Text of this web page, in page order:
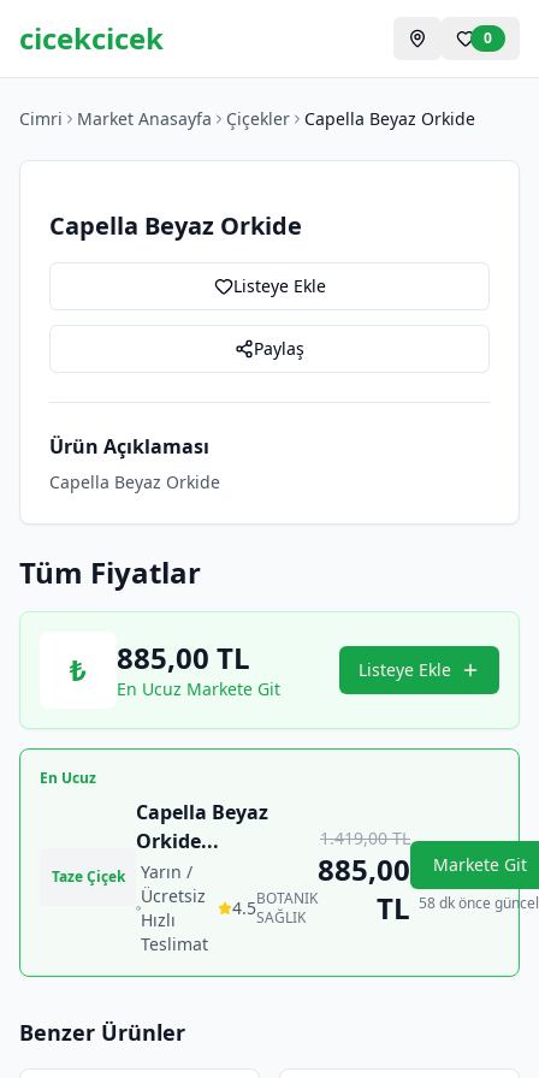
cicekcicek 0
Cimri Market Anasayfa Çiçekler Capella Beyaz Orkide
Capella Beyaz Orkide
Listeye Ekle
Paylaş
Ürün Açıklaması
Capella Beyaz Orkide
Tüm Fiyatlar
₺ 885,00 TL
En Ucuz Markete Git
Listeye Ekle
En Ucuz
Taze Çiçek
Capella Beyaz
Orkide...
Yarın /
Ücretsiz
Hızlı
Teslimat
4.5BOTANIK
SAĞLIK
1.419,00TL
885,00
TL
Markete Git
58 dk önce
Benzer Ürünler